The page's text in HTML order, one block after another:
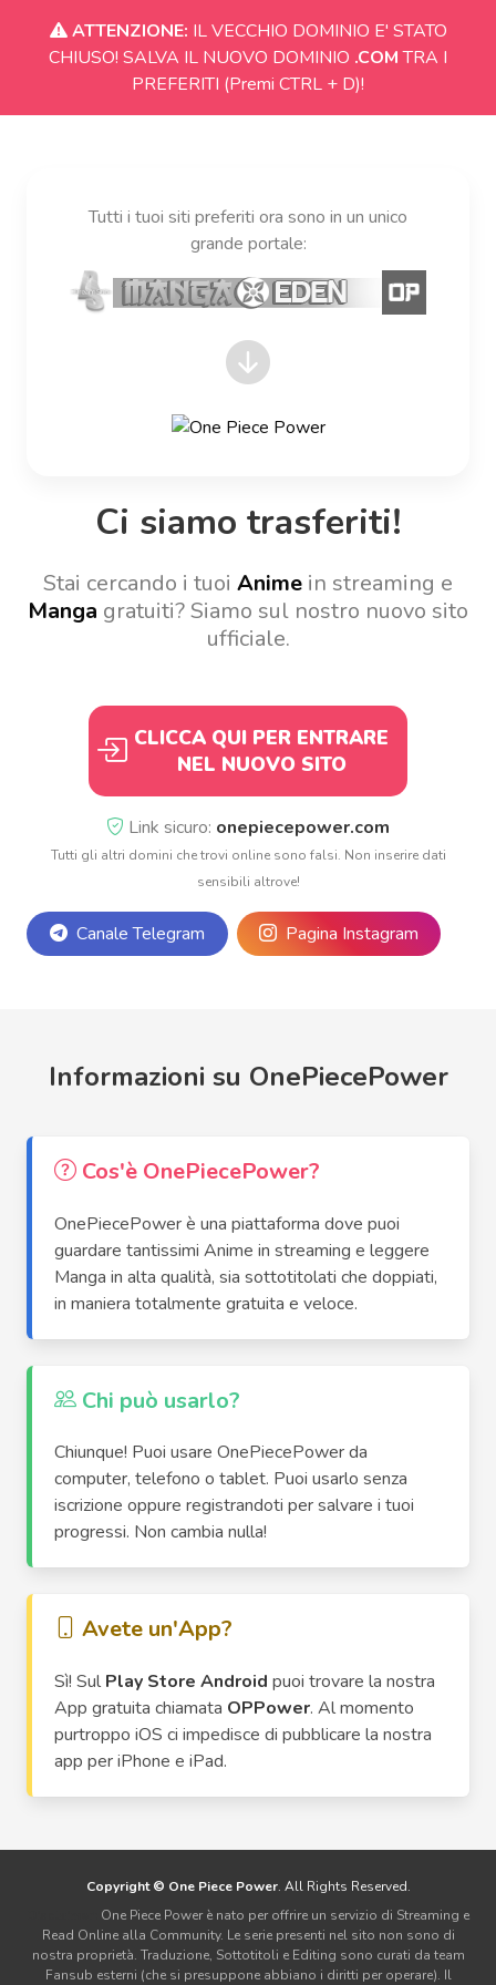
ATTENZIONE: IL VECCHIO DOMINIO E' STATO
CHIUSO! SALVA IL NUOVO DOMINIO .COMTRA I
PREFERITI (Premi CTRL + D)!
Tutti i tuoi siti preferiti ora sono in un unico
grande portale:
Ci siamo trasferiti!
Stai cercando i tuoi Anime in streaming e
Manga gratuiti? Siamo sul nostro nuovo sito
ufficiale.
CLICCA QUI PER ENTRARE
NEL NUOVO SITO
Link sicuro: onepiecepower.com
Tutti gli altri domini che trovi online sono falsi. Non inserire dati
sensibili altrove!
Canale Telegram Pagina Instagram
Informazioni su OnePiecePower
Cos'è OnePiecePower?
OnePiecePower è una piattaforma dove puoi
guardare tantissimi Anime in streaming e leggere
Manga in alta qualità, sia sottotitolati che doppiati,
in maniera totalmente gratuita e veloce.
Chi può usarlo?
Chiunque! Puoi usare OnePiecePower da
computer, telefono o tablet. Puoi usarlo senza
iscrizione oppure registrandoti per salvare i tuoi
progressi. Non cambia nulla!
Avete un'App?
Sì! Sul Play Store Android puoi trovare la nostra
App gratuita chiamata OPPower. Al momento
purtroppo iOS ci impedisce di pubblicare la nostra
app per iPhone e iPad.
Copyright © One Piece Power. All Rights Reserved.
One Piece Power è nato per offrire un servizio di Streaming e
Read Online alla Community. Le serie presenti nel sito non sono di
nostra proprietà. Traduzione, Sottotitoli e Editing sono curati da team
Fansub esterni (che si presuppone abbiano i diritti per operare). Il